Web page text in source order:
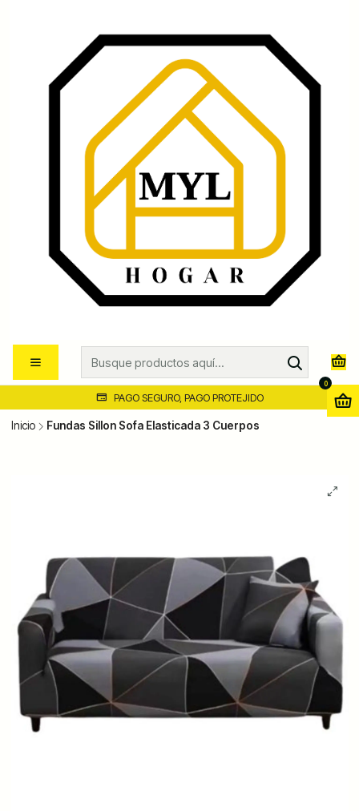
0
PAGO SEGURO, PAGO PROTEJIDO
Inicio Fundas Sillon Sofa Elasticada 3 Cuerpos